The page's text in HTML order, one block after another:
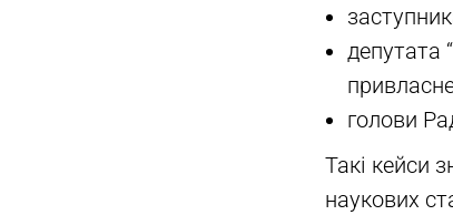
депутата
голови
Такі кейси
наукових